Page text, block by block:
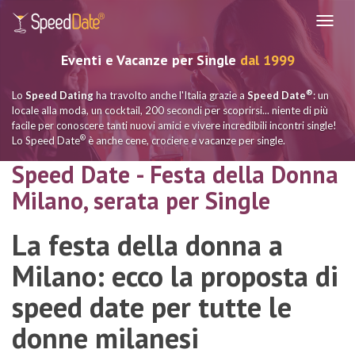
Eventi e Vacanze per Single dal 1999
Lo Speed Datingha travolto anche l'Italia grazie a Speed Date®: un
locale alla moda, un cocktail, 200 secondi per scoprirsi... niente di più
facile per conoscere tanti nuovi amici e vivere incredibili incontri single!
Lo Speed Date® è anche cene, crociere e vacanze per single.
Speed Date - Festa della Donna
Milano, serata per Single
La festa della donna a
Milano: ecco la proposta di
speed date per tutte le
donne milanesi